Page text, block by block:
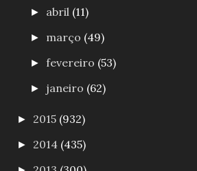
► abril (11)
► março (49)
►fevereiro (53)
► janeiro (62)
► 2015 (932)
► 2014 (435)